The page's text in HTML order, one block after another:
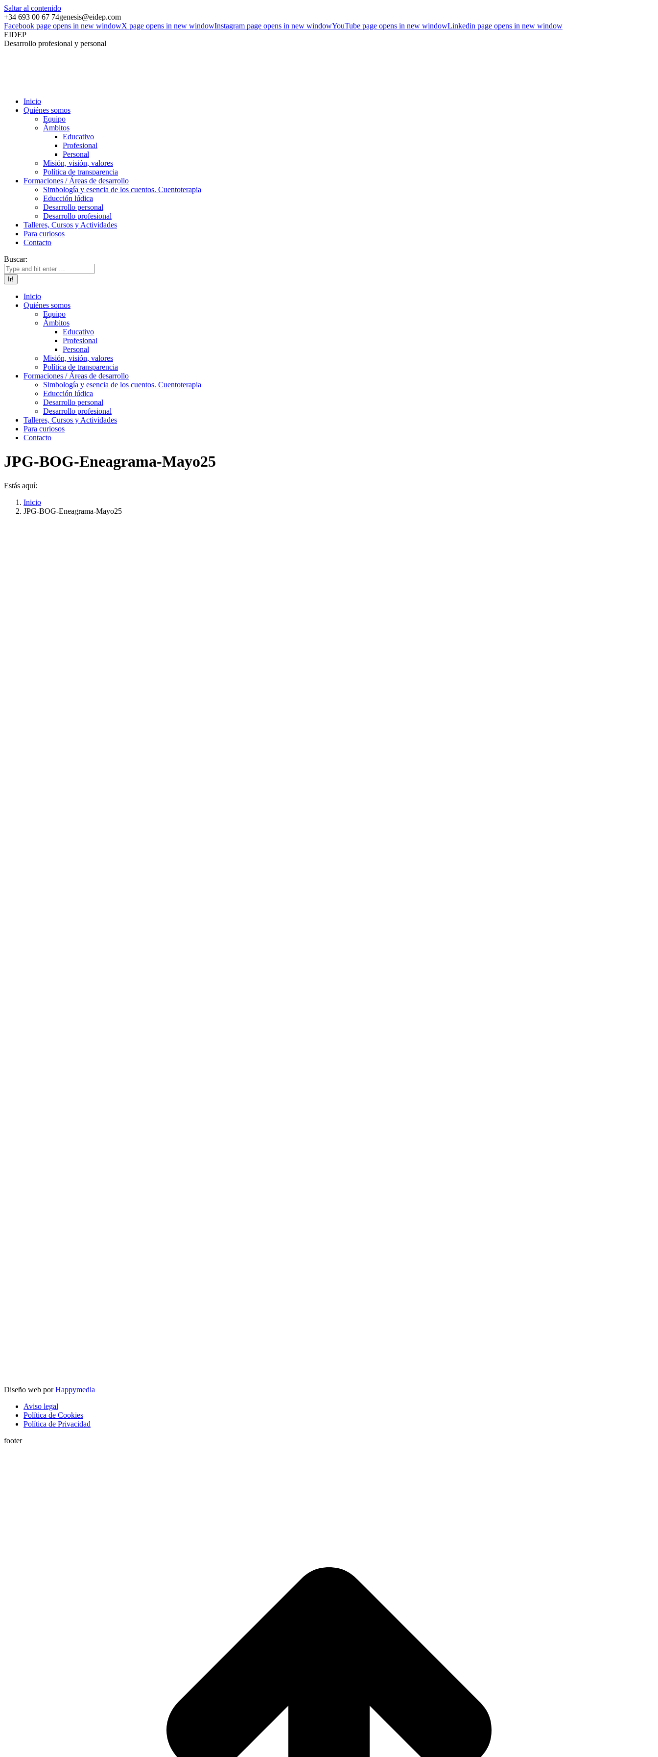
Saltar al contenido
+34 693 00 67 74genesis@eidep.com
Facebook page opens in new windowX page opens in new windowInstagram page opens in new windowYouTube page opens in new windowLinkedin page opens in new window
EIDEP
Desarrollo profesional y personal
Inicio
Quiénes somos
Equipo
Ámbitos
Educativo
Profesional
Personal
Misión, visión, valores
Política de transparencia
Formaciones / Áreas de desarrollo
Simbología y esencia de los cuentos. Cuentoterapia
Educción lúdica
Desarrollo personal
Desarrollo profesional
Talleres, Cursos y Actividades
Para curiosos
Contacto
Buscar:
Inicio
Quiénes somos
Equipo
Ámbitos
Educativo
Profesional
Personal
Misión, visión, valores
Política de transparencia
Formaciones / Áreas de desarrollo
Simbología y esencia de los cuentos. Cuentoterapia
Educción lúdica
Desarrollo personal
Desarrollo profesional
Talleres, Cursos y Actividades
Para curiosos
Contacto
JPG-BOG-Eneagrama-Mayo25
Estás aquí:
Inicio
JPG-BOG-Eneagrama-Mayo25
Diseño web porHappymedia
Aviso legal
Política de Cookies
Política de Privacidad
footer